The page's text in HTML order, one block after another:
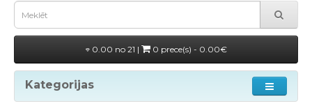
0.00 no 21 | 0 prece(s) - 0.00€
Kategorijas